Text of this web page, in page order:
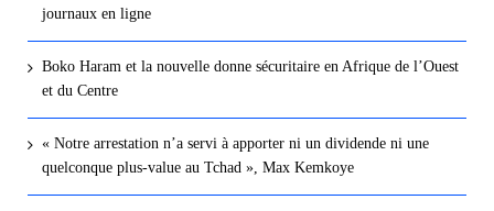
journaux en ligne
Boko Haram et la nouvelle donne sécuritaire en Afrique de l’Ouest
et du Centre
« Notre arrestation n’a servi à apporter ni un dividende ni une
quelconque plus-value au Tchad », Max Kemkoye